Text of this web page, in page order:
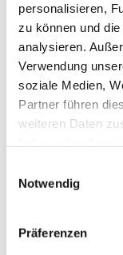
personalisieren,
zu können und
analysieren.
Verwendung
soziale Medien,
Partner führen
weiteren Daten
Notwendig
Präferenzen
Haustiere
öffentlichen
Sprachen
Deutsch